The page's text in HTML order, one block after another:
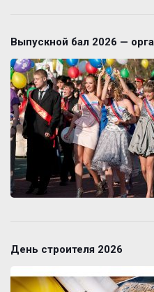
Выпускной бал 2026 —
День строителя 2026